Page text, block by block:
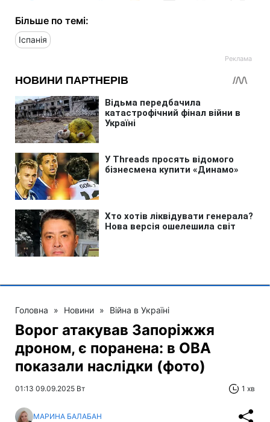
Більше по темі:
Іспанія
Головна » Новини » Війна в Україні
Ворог атакував Запоріжжя
дроном, є поранена: в ОВА
показали наслідки (фото)
01:13 09.09.2025 Вт 1 хв
МАРИНА БАЛАБАН